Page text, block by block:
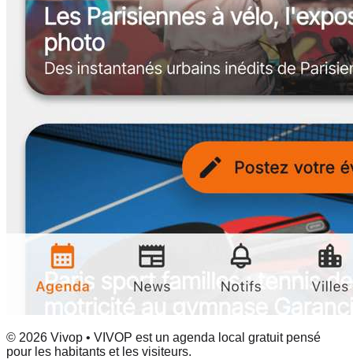
© 2026 Vivop • VIVOP est un agenda local gratuit pensé
pour les habitants et les visiteurs.